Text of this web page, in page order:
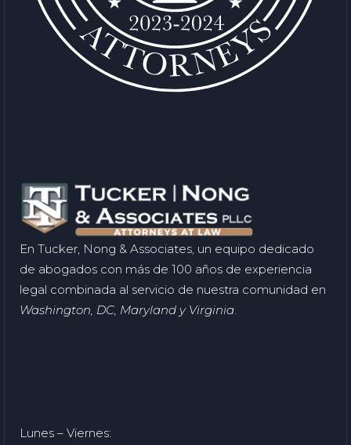
En Tucker, Nong & Associates, un equipo dedicado
de abogados con más de 100 años de experiencia
legal combinada al servicio de nuestra comunidad en
Washington, DC, Maryland y Virginia.
Lunes – Viernes: